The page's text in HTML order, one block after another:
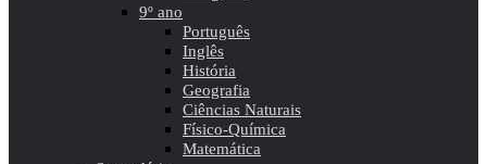
9º ano
Português
Inglês
História
Geografia
Ciências Naturais
Físico-Química
Matemática